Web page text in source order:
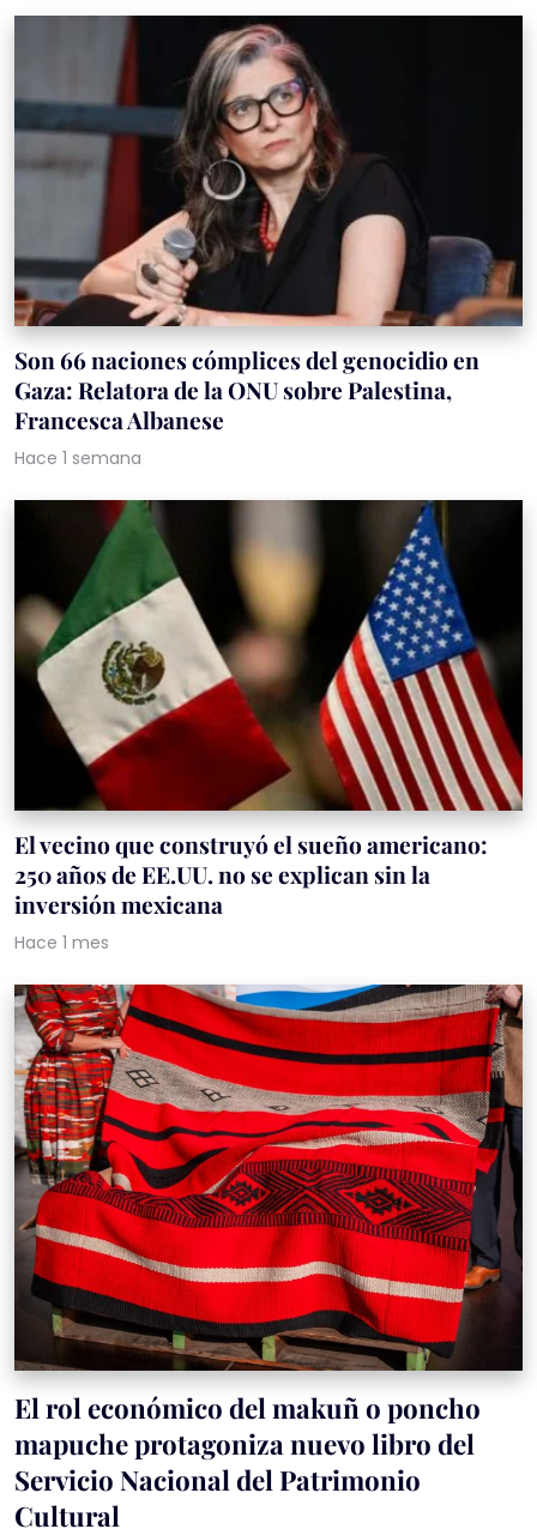
Son 66 naciones cómplices del genocidio en
Gaza: Relatora de la ONU sobre Palestina,
Francesca Albanese
Hace 1 semana
El vecino que construyó el sueño americano:
250 años de EE.UU. no se explican sin la
inversión mexicana
Hace 1 mes
El rol económico del makuñ o poncho
mapuche protagoniza nuevo libro del
Servicio Nacional del Patrimonio
Cultural